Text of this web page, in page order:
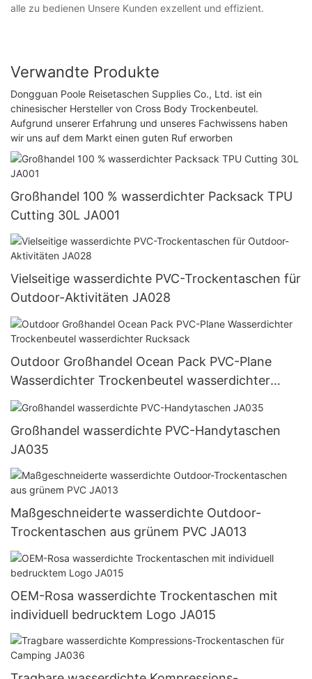
alle zu bedienen Unsere Kunden exzellent und effizient.
Verwandte Produkte
Dongguan Poole Reisetaschen Supplies Co., Ltd. ist ein
chinesischer Hersteller von Cross Body Trockenbeutel.
Aufgrund unserer Erfahrung und unseres Fachwissens haben
wir uns auf dem Markt einen guten Ruf erworben
Großhandel 100 % wasserdichter Packsack TPU
Cutting 30L JA001
Vielseitige wasserdichte PVC-Trockentaschen für
Outdoor-Aktivitäten JA028
Outdoor Großhandel Ocean Pack PVC-Plane
Wasserdichter Trockenbeutel wasserdichter
Rucksack
Großhandel wasserdichte PVC-Handytaschen
JA035
Maßgeschneiderte wasserdichte Outdoor-
Trockentaschen aus grünem PVC JA013
OEM-Rosa wasserdichte Trockentaschen mit
individuell bedrucktem Logo JA015